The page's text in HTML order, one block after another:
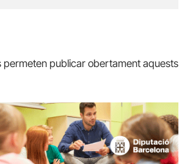
permeten publicar obertament aquests